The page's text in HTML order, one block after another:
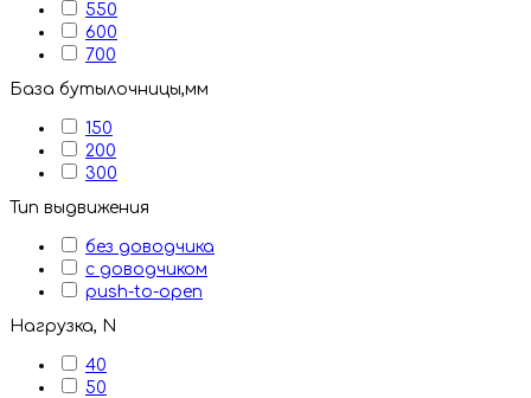
550
600
700
База бутылочницы,мм
150
200
300
Тип выдвижения
без доводчика
с доводчиком
push-to-open
Нагрузка, N
40
50